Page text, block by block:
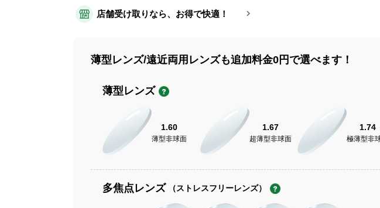
店舗受け取りなら、お得で快適！
薄型レンズ/遠近両用レンズも追加料金0円で選べます！
薄型レンズ
1.60
薄型非球面
1.67
超薄型非球面
1.74
極薄型非
多焦点レンズ （ストレスフリーレンズ）